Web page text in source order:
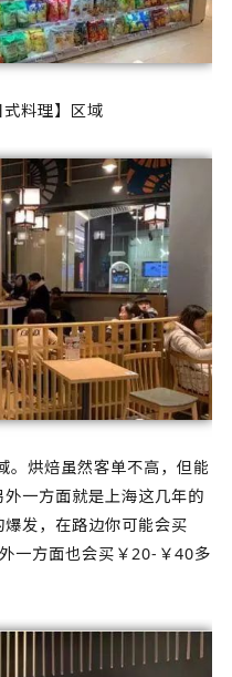
料理】区域
。烘焙虽然客单不高，但能
一方面就是上海这几年的
发，在路边你可能会买
一方面也会买￥20-￥40多